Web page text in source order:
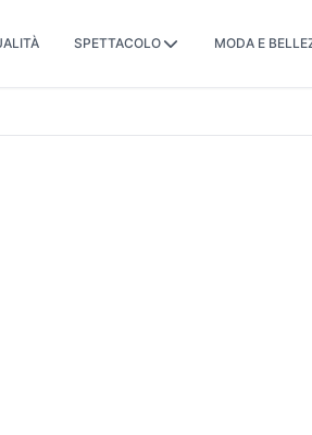
SPETTACOLO MODA E